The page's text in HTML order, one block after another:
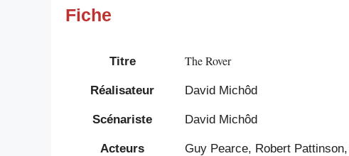
Fiche
Titre The Rover
Réalisateur David Michôd
Scénariste David Michôd
Acteurs Guy Pearce, Robert